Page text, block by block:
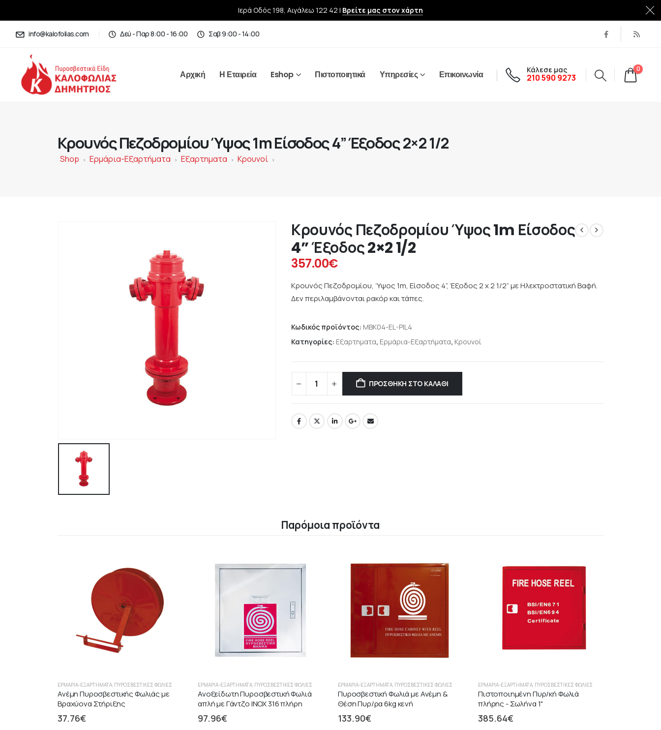
Ιερά Οδός 198, Αιγάλεω 122 42 | Βρείτε μας στον χάρτη
info@kalofolias.com Δεύ - Παρ 8:00 - 16:00 Σαβ 9:00 - 14:00
Αρχική Η Εταιρεία Eshop Πιστοποιητικά Υπηρεσίες Επικοινωνία Κάλεσε μας
210 590 9273
0
Κρουνός Πεζοδρομίου Ύψος 1m Είσοδος 4” Έξοδος 2×2 1/2
Shop > Ερμάρια-Εξαρτήματα > Εξαρτηματα > Κρουνοί >
Κρουνός Πεζοδρομίου Ύψος 1m Είσοδος
4” Έξοδος 2×2 1/2
357.00€
Κρουνός Πεζοδρομίου, Ύψος 1m, Είσοδος 4”, Έξοδος 2 x 2 1/2” με Hλεκτροστατική Bαφή.
Δεν περιλαμβάνονται ρακόρ και τάπες.
Κωδικός προϊόντος: MBK04-EL-PIL4
Κατηγορίες: Εξαρτηματα, Ερμάρια-Εξαρτήματα, Κρουνοί
ΠΡΟΣΘΉΚΗ ΣΤΟ ΚΑΛΆΘΙ
Παρόμοια προϊόντα
ΕΡΜΆΡΙΑ-ΕΞΑΡΤΉΜΑΤΑ ΠΥΡΟΣΒΕΣΤΙΚΈΣ ΦΩΛΙΈΣ
Ανέμη Πυροσβεστικής Φωλιάς με
Βραχύονα Στήριξης
37.76€
ΕΡΜΆΡΙΑ-ΕΞΑΡΤΉΜΑΤΑ ΠΥΡΟΣΒΕΣΤΙΚΈΣ ΦΩΛΙΈΣ
Ανοξείδωτη Πυροσβεστική Φωλιά
απλή με Γάντζο ΙΝΟΧ 316 πλήρη
97.96€
ΕΡΜΆΡΙΑ-ΕΞΑΡΤΉΜΑΤΑ ΠΥΡΟΣΒΕΣΤΙΚΈΣ ΦΩΛΙΈΣ
Πυροσβεστική Φωλιά με Ανέμη &
Θέση Πυρ/ρα 6kg κενή
133.90€
ΕΡΜΆΡΙΑ-ΕΞΑΡΤΉΜΑΤΑ ΠΥΡΟΣΒΕΣΤΙΚΈΣ ΦΩΛΙΈΣ
Πιστοποιημένη Πυρ/κή Φωλιά
πλήρης - Σωλήνα 1"
385.64€